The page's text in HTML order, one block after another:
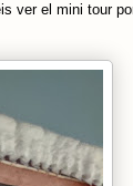
ver el mini tour